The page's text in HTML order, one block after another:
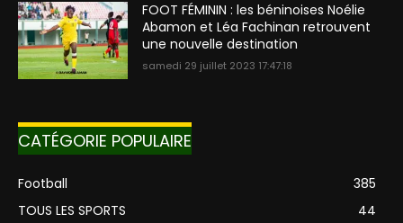
FOOT FÉMININ : les béninoises Noélie
Abamon et Léa Fachinan retrouvent
une nouvelle destination
samedi 29 juillet 2023 17:47:18
CATÉGORIE POPULAIRE
Football
385
TOUS LES SPORTS
44